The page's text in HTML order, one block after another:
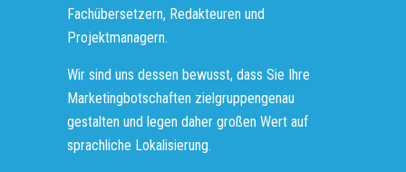
Fachübersetzern, Redakteuren und
Projektmanagern.
Wir sind uns dessen bewusst, dass Sie Ihre
Marketingbotschaften zielgruppengenau
gestalten und legen daher großen Wert auf
sprachliche Lokalisierung.